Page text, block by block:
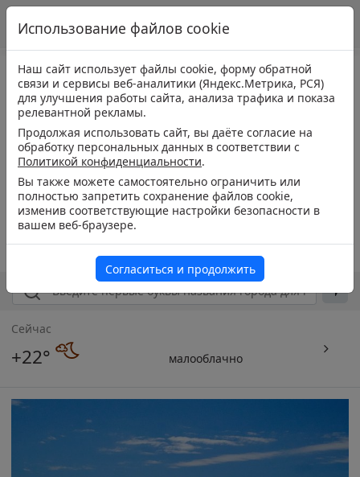
Сейчас
+22° малооблачно
Использование файлов cookie
Наш сайт использует файлы cookie, форму обратной
связи и сервисы веб-аналитики (Яндекс.Метрика, РСЯ)
для улучшения работы сайта, анализа трафика и показа
релевантной рекламы.
Продолжая использовать сайт, вы даёте согласие на
обработку персональных данных в соответствии с
Политикой конфиденциальности.
Вы также можете самостоятельно ограничить или
полностью запретить сохранение файлов cookie,
изменив соответствующие настройки безопасности в
вашем веб-браузере.
Согласиться и продолжить